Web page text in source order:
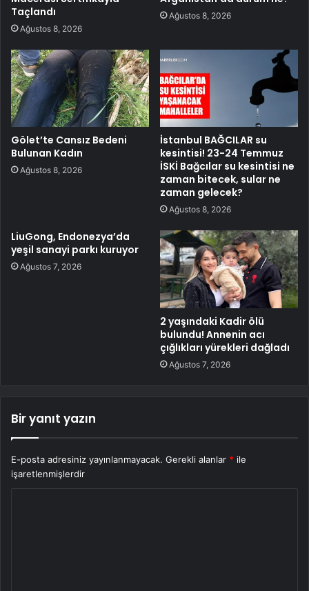
Taçlandı
Ağustos 8, 2026
Ağustos 8, 2026
Gölet’te Cansız Bedeni
Bulunan Kadın
Ağustos 8, 2026
İstanbul BAĞCILAR su
kesintisi! 23-24 Temmuz
İSKİ Bağcılar su kesintisi ne
zaman bitecek, sular ne
zaman gelecek?
Ağustos 8, 2026
LiuGong, Endonezya’da
yeşil sanayi parkı kuruyor
Ağustos 7, 2026
2 yaşındaki Kadir ölü
bulundu! Annenin acı
çığlıkları yürekleri dağladı
Ağustos 7, 2026
Bir yanıt yazın
E-posta adresiniz yayınlanmayacak. Gerekli alanlar * ile
işaretlenmişlerdir